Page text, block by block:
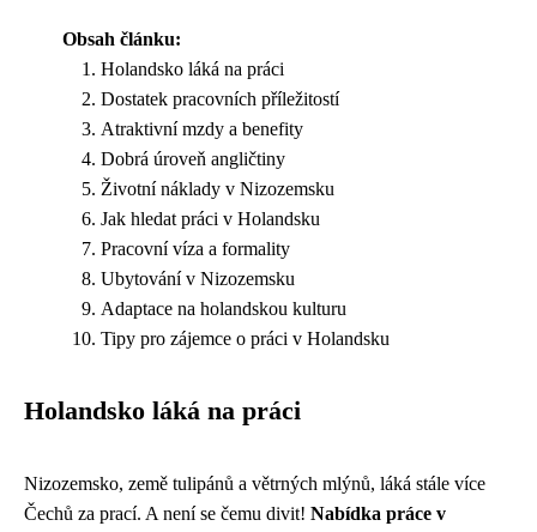
Obsah článku:
Holandsko láká na práci
Dostatek pracovních příležitostí
Atraktivní mzdy a benefity
Dobrá úroveň angličtiny
Životní náklady v Nizozemsku
Jak hledat práci v Holandsku
Pracovní víza a formality
Ubytování v Nizozemsku
Adaptace na holandskou kulturu
Tipy pro zájemce o práci v Holandsku
Holandsko láká na práci
Nizozemsko, země tulipánů a větrných mlýnů, láká stále více
Čechů za prací. A není se čemu divit! Nabídka práce v